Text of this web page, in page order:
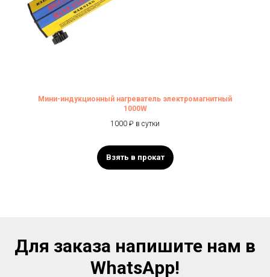
Мини-индукционный нагреватель электромагнитный
1000W
1000 ₽ в сутки
Взять в прокат
Для заказа напишите нам в
WhatsApp!